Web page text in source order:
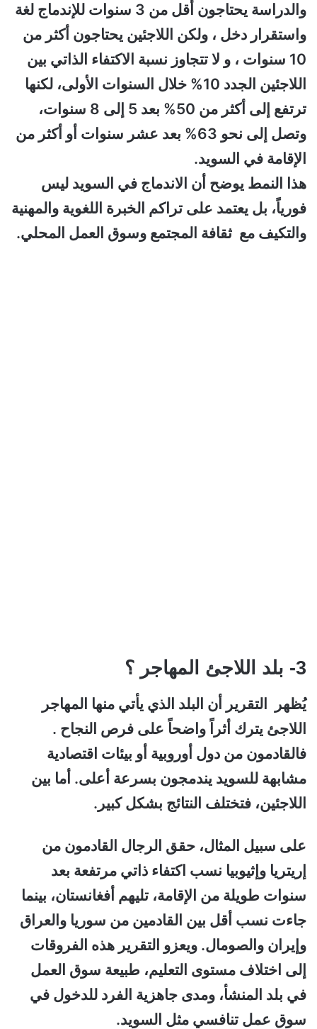
والدراسة يحتاجون أقل من 3 سنوات للإندماج لغة
واستقرار دخل ، ولكن اللاجئين يحتاجون أكثر من
10 سنوات ، و لا تتجاوز نسبة الاكتفاء الذاتي بين
اللاجئين الجدد 10% خلال السنوات الأولى، لكنها
ترتفع إلى أكثر من 50% بعد 5 إلى 8 سنوات،
وتصل إلى نحو 63% بعد عشر سنوات أو أكثر من
الإقامة في السويد.
هذا النمط يوضح أن الاندماج في السويد ليس
فورياً، بل يعتمد على تراكم الخبرة اللغوية والمهنية
والتكيف مع ثقافة المجتمع وسوق العمل المحلي.
3- بلد اللاجئ المهاجر ؟
يُظهر التقرير أن البلد الذي يأتي منها المهاجر
اللاجئ يترك أثراً واضحاً على فرص النجاح .
فالقادمون من دول أوروبية أو بيئات اقتصادية
مشابهة للسويد يندمجون بسرعة أعلى. أما بين
اللاجئين، فتختلف النتائج بشكل كبير.
على سبيل المثال، حقق الرجال القادمون من
إريتريا وإثيوبيا نسب اكتفاء ذاتي مرتفعة بعد
سنوات طويلة من الإقامة، تليهم أفغانستان، بينما
جاءت نسب أقل بين القادمين من سوريا والعراق
وإيران والصومال. ويعزو التقرير هذه الفروقات
إلى اختلاف مستوى التعليم، طبيعة سوق العمل
في بلد المنشأ، ومدى جاهزية الفرد للدخول في
سوق عمل تنافسي مثل السويد.